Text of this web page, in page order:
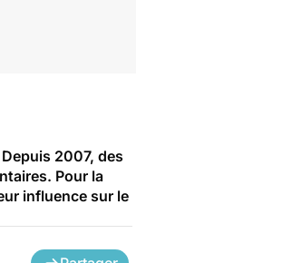
2007, des
Pour la
influence sur le